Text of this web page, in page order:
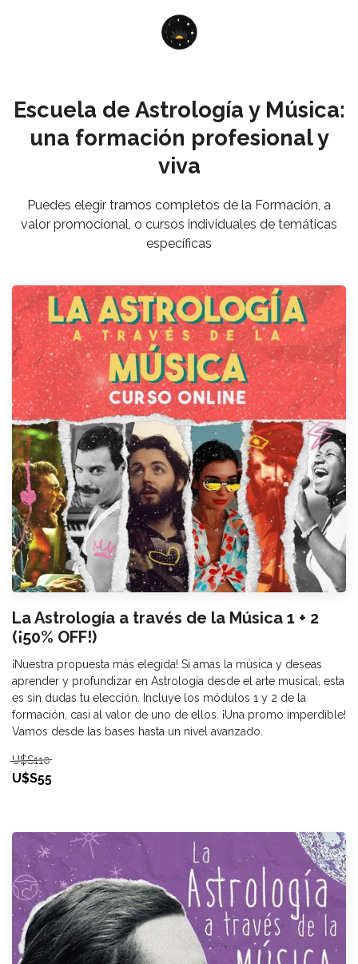
Escuela de Astrología y Música:
una formación profesional y
viva
Puedes elegir tramos completos de la Formación, a
valor promocional, o cursos individuales de temáticas
específicas
La Astrología a través de la Música 1 + 2
(¡50% OFF!)
¡Nuestra propuesta más elegida! Si amas la música y deseas
aprender y profundizar en Astrología desde el arte musical, esta
es sin dudas tu elección. Incluye los módulos 1 y 2 de la
formación, casi al valor de uno de ellos. ¡Una promo imperdible!
Vamos desde las bases hasta un nivel avanzado.
U$S110
U$S55